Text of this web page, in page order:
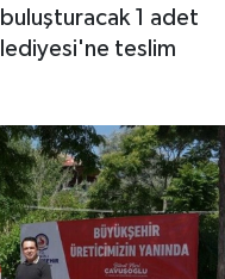
1 adet
teslim